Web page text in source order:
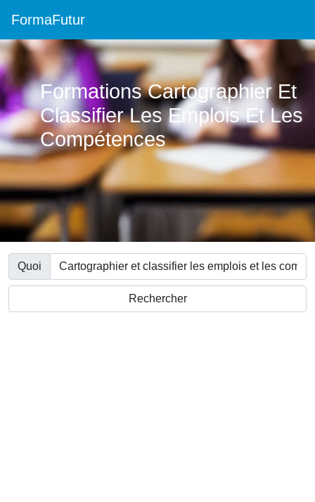
FormaFutur
Formations Cartographier Et
Classifier Les Emplois Et Les
Compétences
Quoi